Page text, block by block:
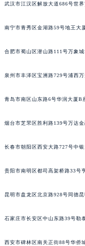
武汉市江汉区解放大道686号世
南宁市青秀区金湖路59号地王大
合肥市蜀山区潜山路111号万象
泉州市丰泽区宝洲路729号浦西
青岛市南区山东路6号华润大厦B
烟台市芝罘区胜利路139号万达
长春市朝阳区西安大路727号中
贵阳市南明区都司高架桥路33号
昆明市盘龙区北京路928号同德
石家庄市长安区中山东路39号勒
西安市碑林区南关正街88号华侨